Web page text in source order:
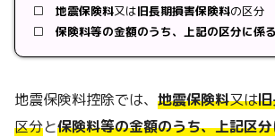
□ 地震保険料又は旧長期損害保険料の区分
□ 保険料等の金額のうち、上記の区分に係
地震保険料控除では、 地震保険料又は
区分と保険料等の金額のうち、上記区